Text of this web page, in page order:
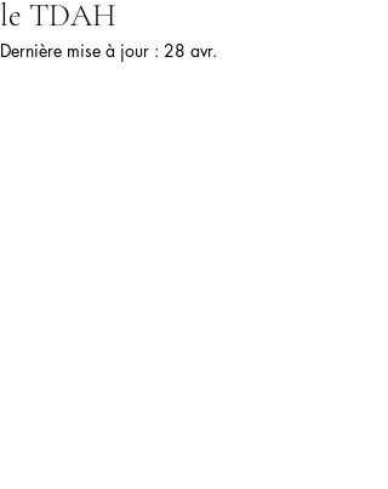
le TDAH
Dernière mise à jour : 28 avr.